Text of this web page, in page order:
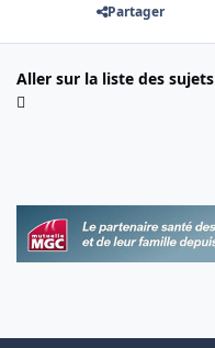
Partager
Aller sur la liste des sujets